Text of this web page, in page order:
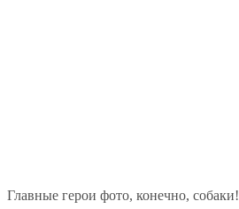
Главные герои фото, конечно, собаки!